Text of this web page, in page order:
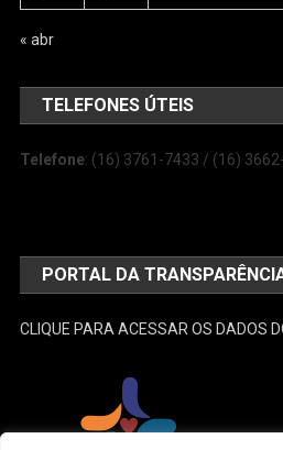
« abr
TELEFONES ÚTEIS
Telefone: (16) 3761-7433 / (16)
PORTAL DA
CLIQUE PARA ACESSAR OS DADOS